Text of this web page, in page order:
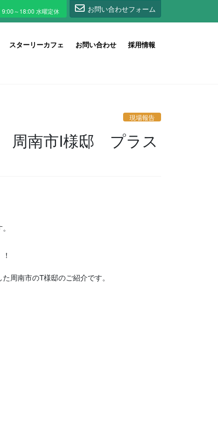
お問い合わせフォーム
スターリーカフェ お問い合わせ 採用情報
現場報告
周南市I様邸 プラス
周南市のT様邸のご紹介です。